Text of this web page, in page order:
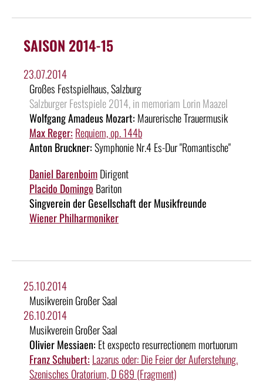
SAISON 2014-15
23.07.2014
Großes Festspielhaus, Salzburg
Salzburger Festspiele 2014, in memoriam Lorin Maazel
Wolfgang Amadeus Mozart: Maurerische Trauermusik
Max Reger: Requiem, op. 144b
Anton Bruckner:Symphonie Nr.4 Es-Dur "Romantische"
Daniel BarenboimDirigent
Placido Domingo Bariton
Singverein der Gesellschaft der Musikfreunde
Wiener Philharmoniker
25.10.2014
Musikverein Großer Saal
26.10.2014
Musikverein Großer Saal
Olivier Messiaen: Et exspecto resurrectionem mortuorum
Franz Schubert: Lazarus oder: Die Feier der Auferstehung.
Szenisches Oratorium, D 689 (Fragment)